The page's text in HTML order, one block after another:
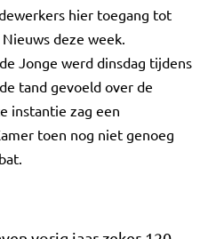
hier toegang tot
deze week.
Jonge werd dinsdag tijdens
tand gevoeld over de
instantie zag een
toen nog niet genoeg